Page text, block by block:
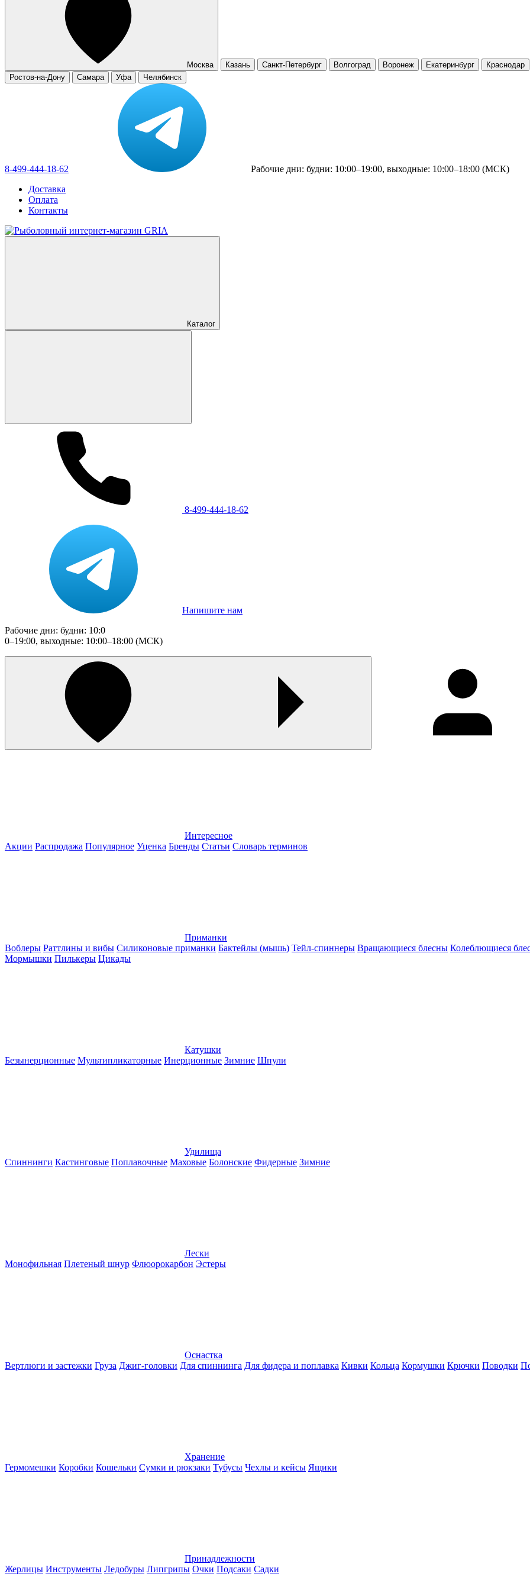
Москва Казань Санкт-Петербург Волгоград Воронеж Екатеринбург Краснодар
Ростов-на-Дону
Самара Уфа Челябинск
8-499-444-18-62
Рабочие дни: будни: 10:00–19:00, выходные: 10:00–18:00 (МСК)
Доставка
Оплата
Контакты
Каталог
8-499-444-18-62
Напишите нам
Рабочие дни: будни: 10:0
0–19:00, выходные: 10:00–18:00 (МСК)
Интересное
Акции Распродажа Популярное Уценка Бренды Статьи Словарь терминов
Приманки
Воблеры Раттлины и вибы Силиконовые приманки Бактейлы (мышь) Тейл-спиннеры Вращающиеся блесны Колеблющиеся
Мормышки Пилькеры Цикады
Катушки
Безынерционные Мультипликаторные Инерционные Зимние Шпули
Удилища
Спиннинги Кастинговые Поплавочные Маховые Болонские Фидерные Зимние
Лески
Монофильная Плетеный шнур Флюорокарбон Эстеры
Оснастка
Вертлюги и застежки Груза Джиг-головки Для спиннинга Для фидера и поплавка Кивки Кольца Кормушки Крючки Поводки
Хранение
Гермомешки Коробки Кошельки Сумки и рюкзаки Тубусы Чехлы и кейсы Ящики
Принадлежности
Жерлицы Инструменты Ледобуры Липгрипы Очки Подсаки Садки